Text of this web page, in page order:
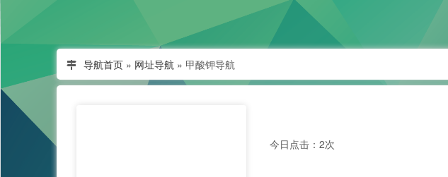
导航首页 » 网址导航 » 甲酸钾导航
今日点击：2次